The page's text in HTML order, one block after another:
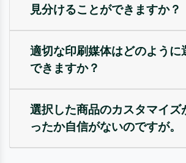
見分けることができますか？
適切な印刷媒体はどのように
できますか？
選択した商品のカスタマイズ
ったか自信がないのですが。